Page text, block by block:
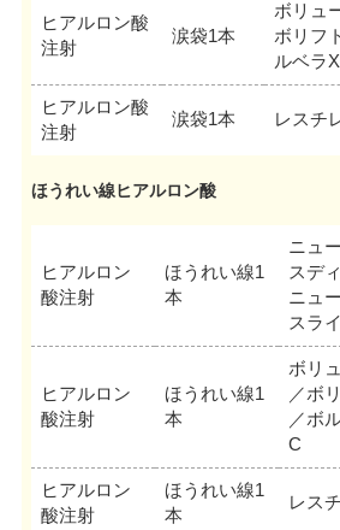
ヒアルロン酸
注射
涙袋1本
ボリュ
ボリフ
ルベラ
ヒアルロン酸
注射
涙袋1本 レスチ
ほうれい線ヒアルロン酸
ヒアルロン
酸注射
ほうれい線1
本
ニュ
スデ
ニュ
スラ
ヒアルロン
酸注射
ほうれい線1
本
ボリ
／ボ
／ボ
C
ヒアルロン
酸注射
ほうれい線1
本
レス